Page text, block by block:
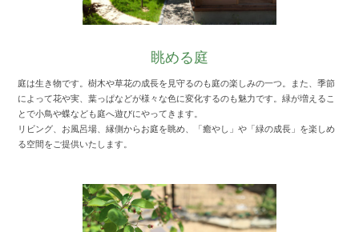
眺める庭
庭は生き物です。樹木や草花の成長を見守るのも庭の楽しみの一つ。また、季節
によって花や実、葉っぱなどが様々な色に変化するのも魅力です。緑が増えるこ
とで小鳥や蝶なども庭へ遊びにやってきます。
リビング、お風呂場、縁側からお庭を眺め、「癒やし」や「緑の成長」を楽しめ
る空間をご提供いたします。